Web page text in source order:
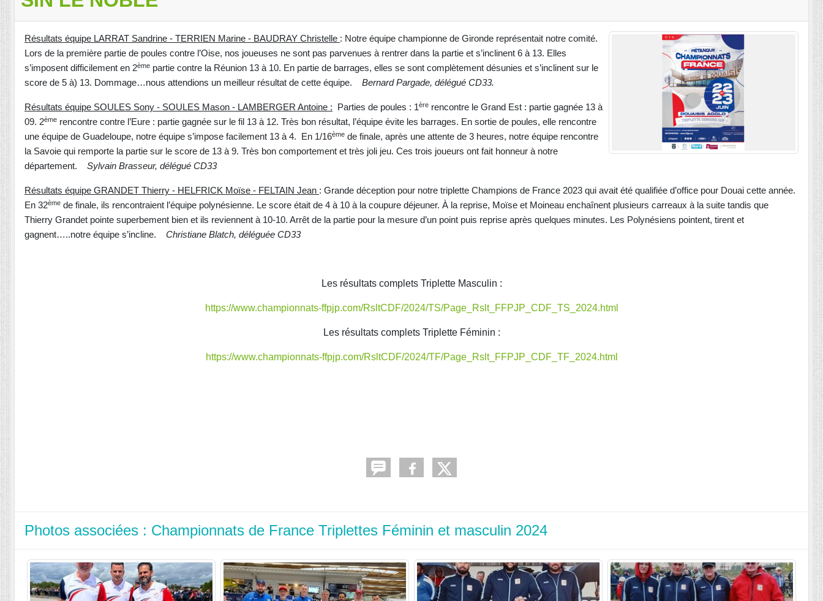
Résultats équipe LARRAT Sandrine - TERRIEN Marine - BAUDRAY Christelle : Notre équipe championne de Gironde représentait notre comité.
Lors de la première partie de poules contre l’Oise, nos joueuses ne sont pas parvenues à rentrer dans la partie et s’inclinent 6 à 13. Elles
s’imposent difficilement en 2ème partie contre la Réunion 13 à 10. En partie de barrages, elles se sont complètement désunies et s’inclinent sur le
score de 5 à) 13. Dommage…nous attendions un meilleur résultat de cette équipe. Bernard Pargade, délégué CD33.
Résultats équipe SOULES Sony - SOULES Mason - LAMBERGER Antoine : Parties de poules : 1ère rencontre le Grand Est : partie gagnée 13 à
09. 2ème rencontre contre l’Eure : partie gagnée sur le fil 13 à 12. Très bon résultat, l’équipe évite les barrages. En sortie de poules, elle rencontre
une équipe de Guadeloupe, notre équipe s’impose facilement 13 à 4. En 1/16ème de finale, après une attente de 3 heures, notre équipe rencontre
la Savoie qui remporte la partie sur le score de 13 à 9. Très bon comportement et très joli jeu. Ces trois joueurs ont fait honneur à notre
département. Sylvain Brasseur, délégué CD33
Résultats équipe GRANDET Thierry - HELFRICK Moïse - FELTAIN Jean : Grande déception pour notre triplette Champions de France 2023 qui avait été qualifiée d’office pour Douai cette année.
En 32ème de finale, ils rencontraient l’équipe polynésienne. Le score était de 4 à 10 à la coupure déjeuner. À la reprise, Moïse et Moineau enchaînent plusieurs carreaux à la suite tandis que
Thierry Grandet pointe superbement bien et ils reviennent à 10-10. Arrêt de la partie pour la mesure d’un point puis reprise après quelques minutes. Les Polynésiens pointent, tirent et
gagnent…..notre équipe s’incline. Christiane Blatch, déléguée CD33
Les résultats complets Triplette Masculin :
https://www.championnats-ffpjp.com/RsltCDF/2024/TS/Page_Rslt_FFPJP_CDF_TS_2024.html
Les résultats complets Triplette Féminin :
https://www.championnats-ffpjp.com/RsltCDF/2024/TF/Page_Rslt_FFPJP_CDF_TF_2024.html
Photos associées : Championnats de France Triplettes Féminin et masculin 2024